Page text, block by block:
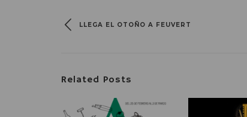
LLEGA EL OTOÑO A FEUVERT
Related Posts